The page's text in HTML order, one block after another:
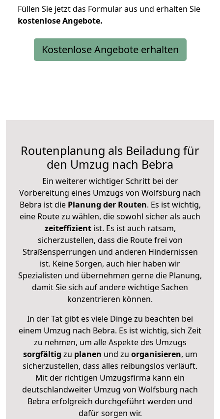
Füllen Sie jetzt das Formular aus und erhalten Sie
kostenloseAngebote.
Kostenlose Angebote erhalten
Routenplanung als Beiladung für
den Umzug nach Bebra
Ein weiterer wichtiger Schritt bei der
Vorbereitung eines Umzugs von Wolfsburg nach
Bebra ist diePlanung der Routen. Es ist wichtig,
eine Route zu wählen, die sowohl sicher als auch
zeiteffizientist. Es ist auch ratsam,
sicherzustellen, dass die Route frei von
Straßensperrungen und anderen Hindernissen
ist. Keine Sorgen, auch hier haben wir
Spezialisten und übernehmen gerne die Planung,
damit Sie sich auf andere wichtige Sachen
konzentrieren können.
In der Tat gibt es viele Dinge zu beachten bei
einem Umzug nach Bebra. Es ist wichtig, sich Zeit
zu nehmen, um alle Aspekte des Umzugs
sorgfältig zu planen und zu organisieren, um
sicherzustellen, dass alles reibungslos verläuft.
Mit der richtigen Umzugsfirma kann ein
deutschlandweiter Umzug von Wolfsburg nach
Bebra erfolgreich durchgeführt werden und
dafür sorgen wir.